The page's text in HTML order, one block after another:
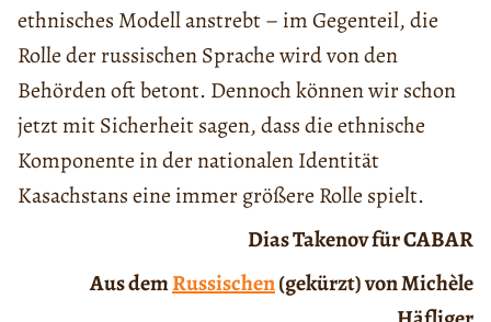
ethnisches Modell anstrebt – im Gegenteil, die
Rolle der russischen Sprache wird von den
Behörden oft betont. Dennoch können wir schon
jetzt mit Sicherheit sagen, dass die ethnische
Komponente in der nationalen Identität
Kasachstans eine immer größere Rolle spielt.
Dias Takenov für CABAR
Aus demRussischen(gekürzt) von Michèle